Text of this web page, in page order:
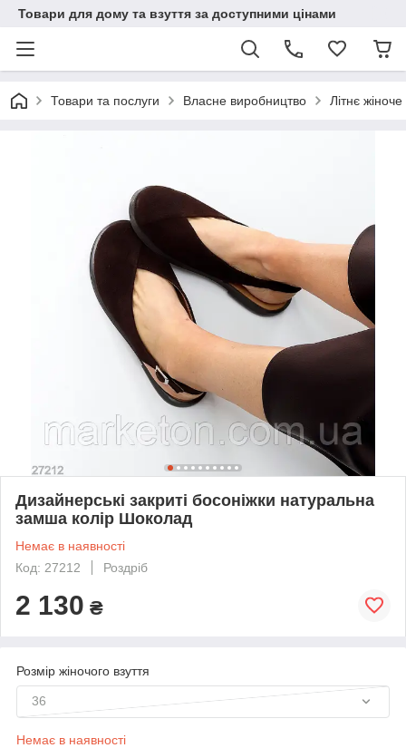
Товари для дому та взуття за доступними цінами
Товари та послуги Власне виробництво Літнє жіноче
Дизайнерські закриті босоніжки натуральна
замша колір Шоколад
Немає в наявності
Код: 27212
Роздріб
2 130 ₴
Розмір жіночого взуття
36
Немає в наявності